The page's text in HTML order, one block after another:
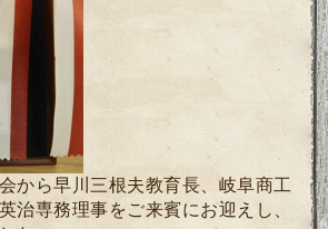
から早川三根夫教育長、岐阜商工
治専務理事をご来賓にお迎えし、